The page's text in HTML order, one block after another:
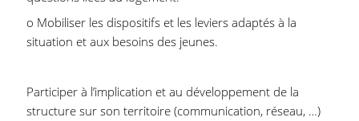
o Mobiliser les dispositifs et les leviers adaptés à la
situation et aux besoins des jeunes.
Participer à l’implication et au développement de la
structure sur son territoire (communication, réseau, …)